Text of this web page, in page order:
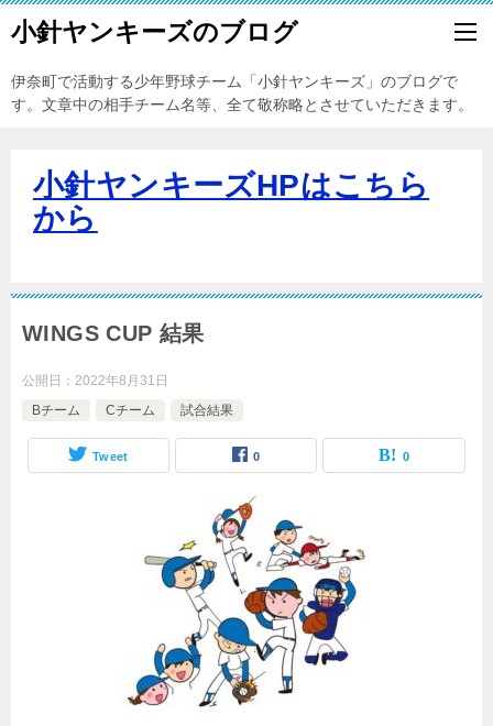
小針ヤンキーズのブログ
伊奈町で活動する少年野球チーム「小針ヤンキーズ」のブログで
す。文章中の相手チーム名等、全て敬称略とさせていただきます。
小針ヤンキーズHPはこちら
から
WINGS CUP 結果
公開日： 2022年8月31日
Bチーム
Cチーム 試合結果
Tweet 0 0